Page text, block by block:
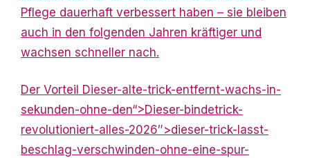
Pflege dauerhaft verbessert haben – sie bleiben
auch in den folgenden Jahren kräftiger und
wachsen schneller nach.
Der Vorteil Dieser-alte-trick-entfernt-wachs-in-
sekunden-ohne-den“>Dieser-bindetrick-
revolutioniert-alles-2026″>dieser-trick-lasst-
beschlag-verschwinden-ohne-eine-spur-